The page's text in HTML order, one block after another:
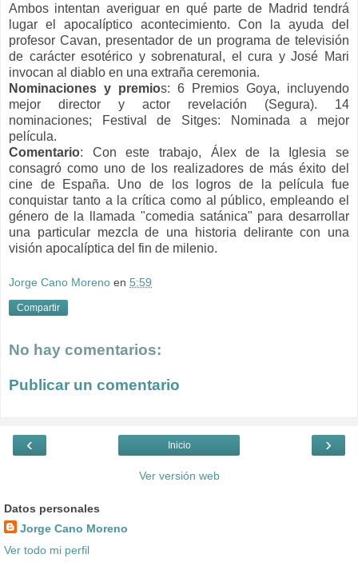
Ambos intentan averiguar en qué parte de Madrid tendrá
lugar el apocalíptico acontecimiento. Con la ayuda del
profesor Cavan, presentador de un programa de televisión
de carácter esotérico y sobrenatural, el cura y José Mari
invocan al diablo en una extraña ceremonia.
Nominaciones y premios: 6 Premios Goya, incluyendo
mejor director y actor revelación (Segura). 14
nominaciones;
Festival de Sitges: Nominada a mejor
película.
Comentario: Con este trabajo, Álex de la Iglesia se
consagró como uno de los realizadores de más éxito del
cine de España. Uno de los logros de la película fue
conquistar tanto a la crítica como al público, empleando el
género de la llamada "comedia satánica" para desarrollar
una particular mezcla de una historia delirante con una
visión apocalíptica del fin de milenio.
Jorge Cano Moreno en 5:59
Compartir
No hay comentarios:
Publicar un comentario
‹ ›
Inicio
Ver versión web
Datos personales
Jorge Cano Moreno
Ver todo mi perfil